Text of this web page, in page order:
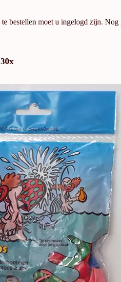
bestellen moet u ingelogd zijn. Nog